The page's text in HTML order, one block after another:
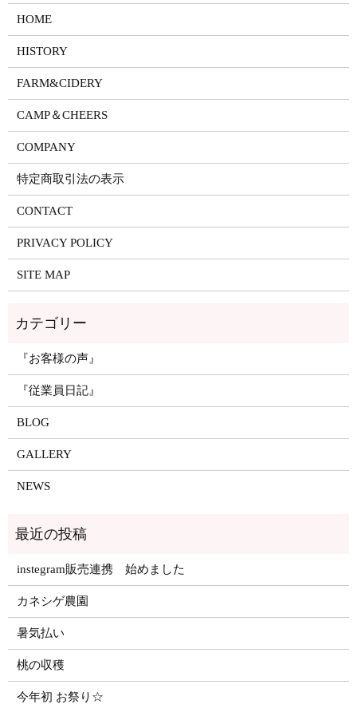
HOME
HISTORY
FARM&CIDERY
CAMP＆CHEERS
COMPANY
特定商取引法の表示
CONTACT
PRIVACY POLICY
SITE MAP
『お客様の声』
『従業員日記』
BLOG
GALLERY
NEWS
instegram販売連携 始めました
カネシゲ農園
暑気払い
桃の収穫
今年初 お祭り☆